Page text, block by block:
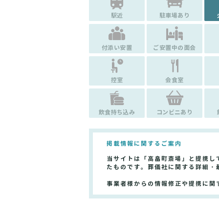
駅近 駐車場あり
付添い安置 ご安置中の面会
控室 会食室
飲食持ち込み コンビニあり
掲載情報に関するご案内
当サイトは「高畠町斎場」と提携
たものです。葬儀社に関する詳細
事業者様からの情報修正や提携に